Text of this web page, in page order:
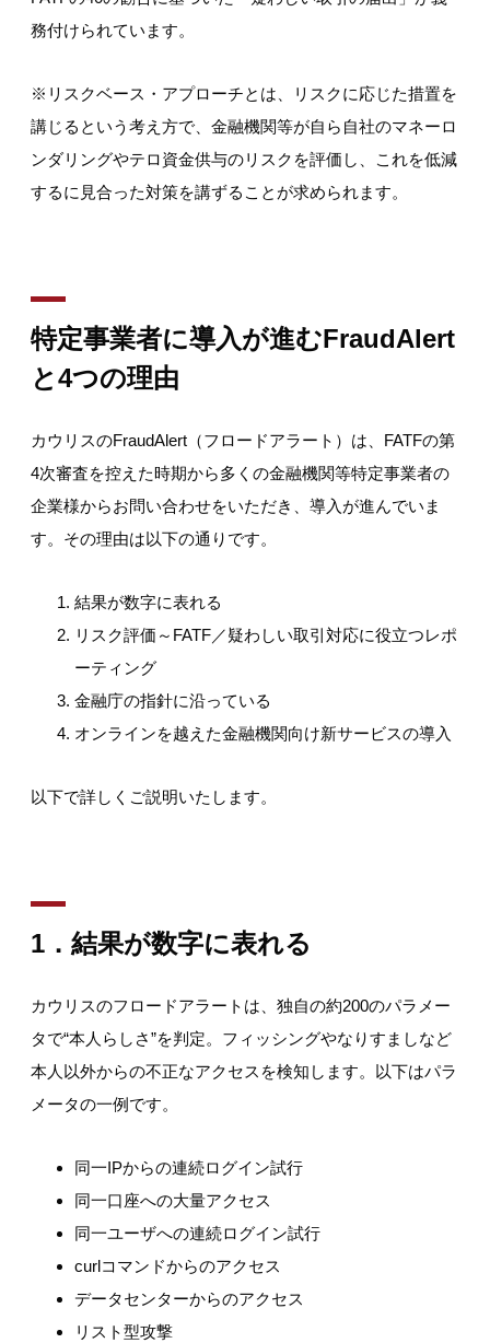
務付けられています。
※リスクベース・アプローチとは、リスクに応じた措置を
講じるという考え方で、金融機関等が自ら自社のマネーロ
ンダリングやテロ資金供与のリスクを評価し、これを低減
するに見合った対策を講ずることが求められます。
特定事業者に導入が進むFraudAlert
と4つの理由
カウリスのFraudAlert（フロードアラート）は、FATFの第
4次審査を控えた時期から多くの金融機関等特定事業者の
企業様からお問い合わせをいただき、導入が進んでいま
す。その理由は以下の通りです。
結果が数字に表れる
リスク評価～FATF／疑わしい取引対応に役立つレポ
ーティング
金融庁の指針に沿っている
オンラインを越えた金融機関向け新サービスの導入
以下で詳しくご説明いたします。
1．結果が数字に表れる
カウリスのフロードアラートは、独自の約200のパラメー
タで“本人らしさ”を判定。フィッシングやなりすましなど
本人以外からの不正なアクセスを検知します。以下はパラ
メータの一例です。
同一IPからの連続ログイン試行
同一口座への大量アクセス
同一ユーザへの連続ログイン試行
curlコマンドからのアクセス
データセンターからのアクセス
リスト型攻撃